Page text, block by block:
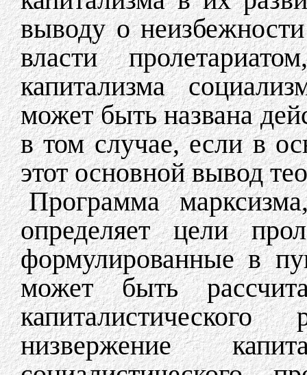
выводу о
власти
капитализма
может быть названа
в том случае, если в
этот основной вывод
Программа
определяет цели
формулированные в
может быть
низвержение